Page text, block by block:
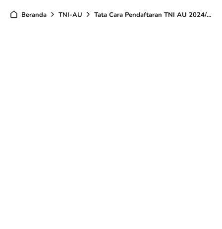
Beranda TNI-AU Tata Cara Pendaftaran TNI AU 2024/2025- Taruna/Taruni,Bintara,Tamtama,Panda Khusus